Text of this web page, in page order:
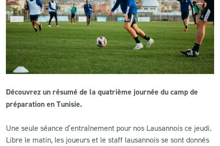
CLUB
CONTACT
ACTUALITÉS
LS E-SHOP
LS ACADEMY CAMPS
Découvrez un résumé de la quatrième journée du camp de
préparation en Tunisie.
Une seule séance d’entraînement pour nos Lausannois ce jeudi.
Libre le matin, les joueurs et le staff lausannois se sont donnés